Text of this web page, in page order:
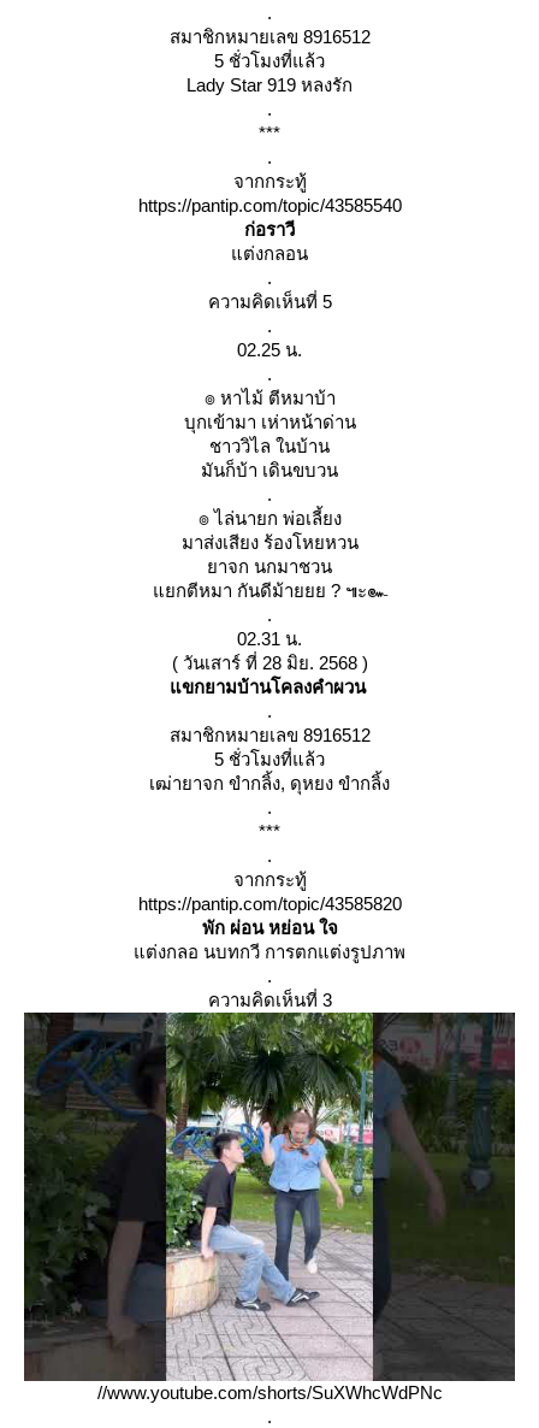
.
สมาชิกหมายเลข 8916512
5 ชั่วโมงที่แล้ว
Lady Star 919 หลงรัก
.
***
.
จากกระทู้
https://pantip.com/topic/43585540
ก่อราวี
ต่งกลอน
.
ความคิดเห็นที่ 5
.
02.25 น.
.
๏ หาไม้ ตีหมาบ้า
บุกเข้ามา เห่าหน้าด่าน
ชาววิไล ในบ้าน
มันก็บ้า เดินขบวน
.
๏ ไล่นายก พ่อเลี้ยง
มาส่งเสียง ร้องโหยหวน
าจก นกมาชวน
กตีหมา กันดีม้ายยย ? ๚ะ๛
.
02.31 น.
( วันเสาร์ ที่ 28 มิย. 2568 )
ขกยามบ้านโคลงคำผวน
.
สมาชิกหมายเลข 8916512
5 ชั่วโมงที่แล้ว
เฒ่ายาจก ขำกลิ้ง, ดุหยง ขำกลิ้ง
.
***
.
จากกระทู้
https://pantip.com/topic/43585820
พัก ผ่อน หย่อน ใจ
ต่งกลอ นบทกวี การตกแต่งรูปภาพ
.
ความคิดเห็นที่ 3
//www.youtube.com/shorts/SuXWhcWdPNc
.